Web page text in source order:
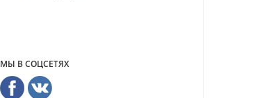
МЫ В СОЦСЕТЯХ